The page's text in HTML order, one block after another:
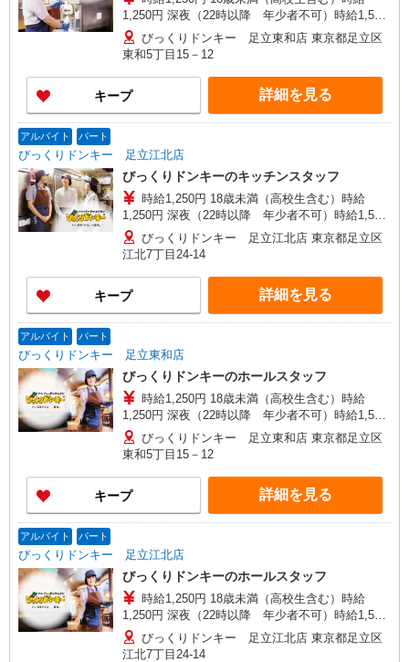
1,250円 深夜（22時以降 年少者不可）時給1,563
円 ☆土日祝日手当：時給＋100円 ☆12月31日〜1
月3日まで年末年始手当有（時給アップ）
びっくりドンキー 足立東和店 東京都足立区
東和5丁目15－12
キープ 詳細を見る
アルバイト パート
びっくりドンキー 足立江北店
びっくりドンキーのキッチンスタッフ
時給1,250円 18歳未満（高校生含む）時給
1,250円 深夜（22時以降 年少者不可）時給1,563
円 ☆土日祝日手当：時給＋100円 ☆12月31日〜1
月3日まで年末年始手当有（時給アップ）
びっくりドンキー 足立江北店 東京都足立区
江北7丁目24-14
キープ 詳細を見る
アルバイト パート
びっくりドンキー 足立東和店
びっくりドンキーのホールスタッフ
時給1,250円 18歳未満（高校生含む）時給
1,250円 深夜（22時以降 年少者不可）時給1,563
円 ☆土日祝日手当：時給＋100円 ☆12月31日〜1
月3日まで年末年始手当有（時給アップ）
びっくりドンキー 足立東和店 東京都足立区
東和5丁目15－12
キープ 詳細を見る
アルバイト パート
びっくりドンキー 足立江北店
びっくりドンキーのホールスタッフ
時給1,250円 18歳未満（高校生含む）時給
1,250円 深夜（22時以降 年少者不可）時給1,563
円 ☆土日祝日手当：時給＋100円 ☆12月31日〜1
月3日まで年末年始手当有（時給アップ）
びっくりドンキー 足立江北店 東京都足立区
江北7丁目24-14